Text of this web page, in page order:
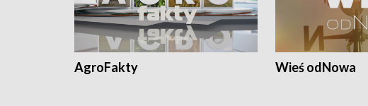
AgroFakty Wieś odNowa